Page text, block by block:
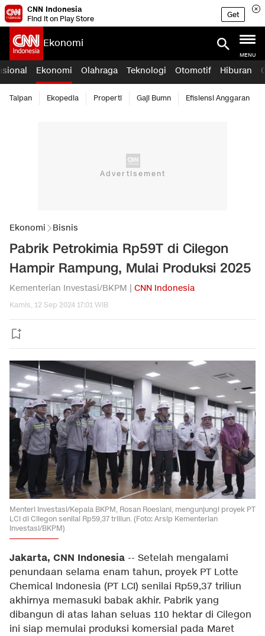
CNN Indonesia
Find it on Play Store
Get
Ekonomi
MENU
Ekonomi Olahraga Teknologi Otomotif Hiburan
Taipan Ekopedia Properti Gaji Bumn Efisiensi Anggaran
Ekonomi Bisnis
Pabrik Petrokimia Rp59T di Cilegon
Hampir Rampung, Mulai Produksi 2025
Kementerian Investasi/BKPM | CNN Indonesia
Kamis, 12 Sep 2024 17:01 WIB
Menteri Investasi/Kepala BKPM, Rosan Roeslani, mengunjungi proyek PT
LCI di Cilegon senilai Rp59,37 triliun. (Foto: Arsip Kementerian
Investasi/BKPM)
Jakarta, CNN Indonesia -- Setelah mengalami
penundaan selama enam tahun, proyek PT Lotte
Chemical Indonesia (PT LCI) senilai Rp59,37 triliun
akhirnya memasuki babak akhir. Pabrik yang
dibangun di atas lahan seluas 110 hektar di Cilegon
ini siap memulai produksi komersial pada Maret